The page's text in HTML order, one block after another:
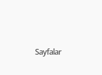
Sayfalar